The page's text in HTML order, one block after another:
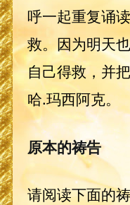
呼一起重复诵
救。因为明天
自己得救，并
哈.玛西阿克。
原本的祷告
请阅读下面的